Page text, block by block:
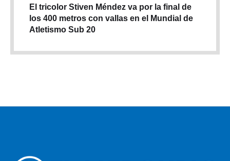
El tricolor Stiven Méndez va por la final de
los 400 metros con vallas en el Mundial de
Atletismo Sub 20